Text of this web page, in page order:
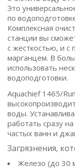
Это
по
Комплексная
станции вы
с жесткостью, и
марганцем. В
использовать
водоподготовки.
Aquachief 1465/
воды.
работать сразу
частых ванн и
Загрязнения,
Железо (до 30